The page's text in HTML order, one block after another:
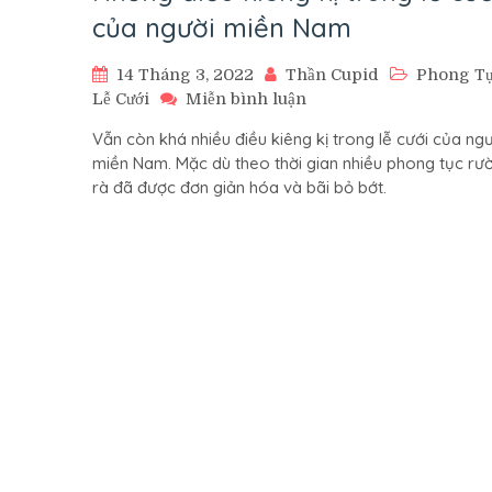
của người miền Nam
14 Tháng 3, 2022 Thần Cupid
Phong
Lễ Cưới
Miễn bình luận
điều
kiêng
kị
Vẫn còn khá nhiều điều kiêng kị trong lễ cưới của
miền Nam. Mặc dù theo thời gian nhiều phong tục
rà đã được đơn giản hóa và bãi bỏ bớt.